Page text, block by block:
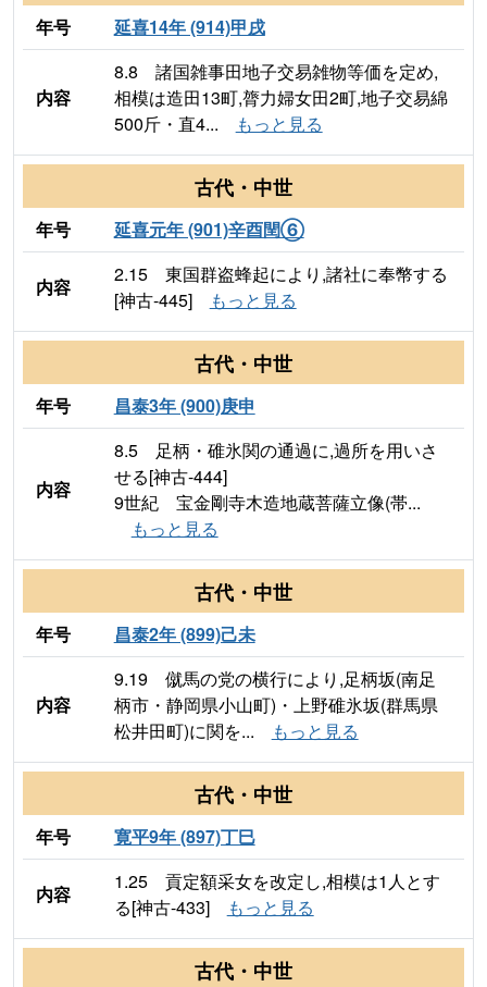
年号 延喜14年 (914)甲戌
内容
8.8 諸国雑事田地子交易雑物等価を定め,
相模は造田13町,膂力婦女田2町,地子交易綿
500斤・直4...
もっと見る
古代・中世
年号 延喜元年 (901)辛酉閏⑥
内容
2.15 東国群盗蜂起により,諸社に奉幣する
[神古-445]
もっと見る
古代・中世
年号 昌泰3年 (900)庚申
内容
8.5 足柄・碓氷関の通過に,過所を用いさ
せる[神古-444]
9世紀 宝金剛寺木造地蔵菩薩立像(帯...
もっと見る
古代・中世
年号 昌泰2年 (899)己未
内容
9.19 僦馬の党の横行により,足柄坂(南足
柄市・静岡県小山町)・上野碓氷坂(群馬県
松井田町)に関を...
もっと見る
古代・中世
年号 寛平9年 (897)丁巳
内容
1.25 貢定額采女を改定し,相模は1人とす
る[神古-433]
もっと見る
古代・中世